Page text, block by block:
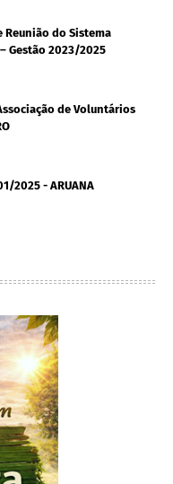
Reunião do Sistema
Gestão 2023/2025
de Voluntários
2025 - ARUANA